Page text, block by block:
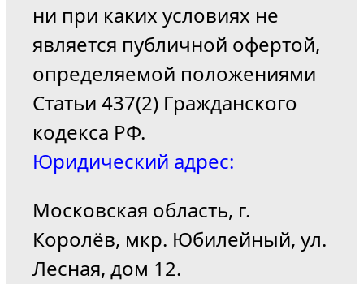
ни при каких условиях не
является публичной офертой,
определяемой положениями
Статьи 437(2) Гражданского
кодекса РФ.
Юридический адрес:
Московская область, г.
Королёв, мкр. Юбилейный, ул.
Лесная, дом 12.